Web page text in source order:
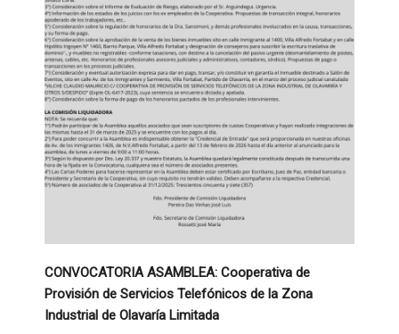
CONVOCATORIA ASAMBLEA: Cooperativa de
Provisión de Servicios Telefónicos de la Zona
Industrial de Olavaría Limitada